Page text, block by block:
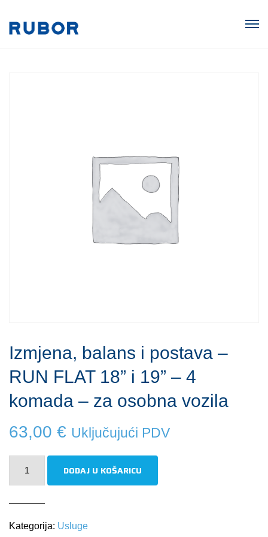
Izmjena, balans i postava –
RUN FLAT 18” i 19” – 4
komada – za osobna vozila
63,00 € Uključujući PDV
-
DODAJ U KOŠARICU
Kategorija: Usluge